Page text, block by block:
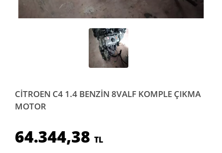
CİTROEN C4 1.4 BENZİN 8VALF KOMPLE ÇIKMA
MOTOR
64.344,38 TL